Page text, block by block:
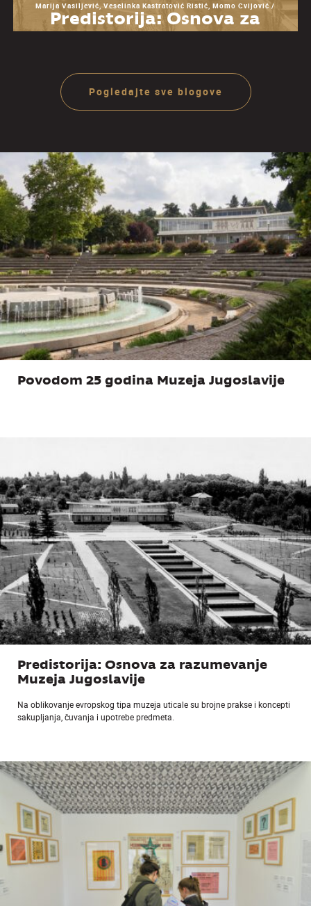
Marija Vasiljević, Veselinka Kastratović Ristić, Momo Cvijović /
Predistorija: Osnova za
Pogledajte sve blogove
Povodom 25 godina Muzeja Jugoslavije
Predistorija: Osnova za razumevanje
Muzeja Jugoslavije
Na oblikovanje evropskog tipa muzeja uticale su brojne prakse i koncepti
sakupljanja, čuvanja i upotrebe predmeta.